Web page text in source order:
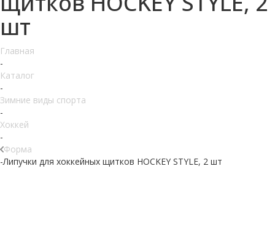
шт
Главная
-
Каталог
-
Зимние виды спорта
-
Хоккей
-
Форма
-Липучки для хоккейных щитков HOCKEY STYLE, 2 шт